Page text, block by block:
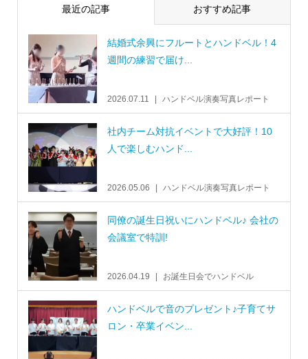
最近の記事 おすすめ記事
結婚式余興にフルートとハンドベル！4
週間の練習で届け...
2026.07.11 ハンドベル演奏写真レポート
社内チーム対抗イベントで大好評！10
人で楽しむハンド...
2026.05.06 ハンドベル演奏写真レポート
同僚の誕生日祝いにハンドベル♪ 会社の
会議室で特訓!
2026.04.19 お誕生日会でハンドベル
ハンドベルで音のプレゼント♪子育てサ
ロン・卒業イベン...